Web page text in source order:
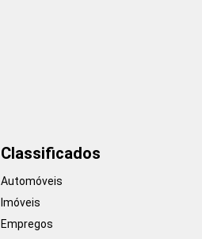
Classificados
Automóveis
Imóveis
Empregos